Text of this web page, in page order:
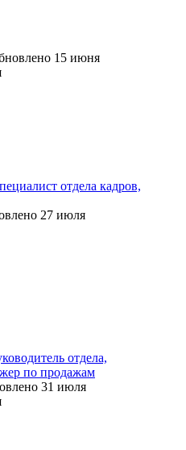
15 июня
отдела кадров,
27 июля
отдела,
по продажам
31 июля